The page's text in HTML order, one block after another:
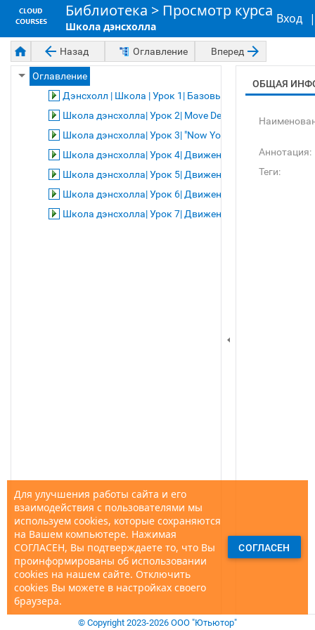
Библиотека > Просмотр курса
Школа дэнсхолла
Вход |
Назад Оглавление Вперед
Оглавление
Дэнсхолл | Школа | Урок 1| Базовые движения
Школа дэнсхолла| Урок 2| Move Dem up, Skip to My Lou
Школа дэнсхолла| Урок 3| "Now You See Me, Now You
Школа дэнсхолла| Урок 4| Движения Nuh Linga, Syvah,
Школа дэнсхолла| Урок 5| Движения Lowe Mi Lowe Mi
Школа дэнсхолла| Урок 6| Движения Rock Di World,
Школа дэнсхолла| Урок 7| Движения Get There, Gimme
ОБЩАЯ
Аннотация:
Теги:
© Copyright 2023-2026 ООО "Ютьютор"
Для улучшения работы сайта и его
взаимодействия с пользователями мы
используем cookies, которые сохраняются
на Вашем компьютере. Нажимая
СОГЛАСЕН, Вы подтверждаете то, что Вы
проинформированы об использовании
cookies на нашем сайте. Отключить
cookies Вы можете в настройках своего
браузера.
СОГЛАСЕН